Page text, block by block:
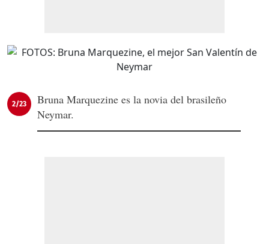
2/23
Bruna Marquezine es la novia del brasileño
Neymar.